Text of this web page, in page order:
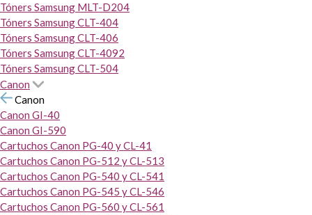
Tóners Samsung MLT-D204
Tóners Samsung CLT-404
Tóners Samsung CLT-406
Tóners Samsung CLT-4092
Tóners Samsung CLT-504
Canon
Canon
Canon GI-40
Canon GI-590
Cartuchos Canon PG-40 y CL-41
Cartuchos Canon PG-512 y CL-513
Cartuchos Canon PG-540 y CL-541
Cartuchos Canon PG-545 y CL-546
Cartuchos Canon PG-560 y CL-561